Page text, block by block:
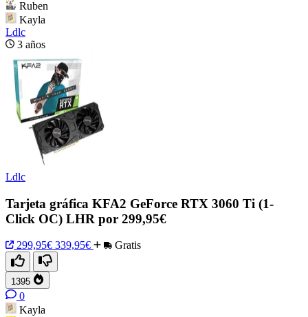
Ruben
Kayla
Ldlc
3 años
Ldlc
Tarjeta gráfica KFA2 GeForce RTX 3060 Ti (1-
Click OC) LHR por 299,95€
299,95€ 339,95€ Gratis
1395
0
Kayla